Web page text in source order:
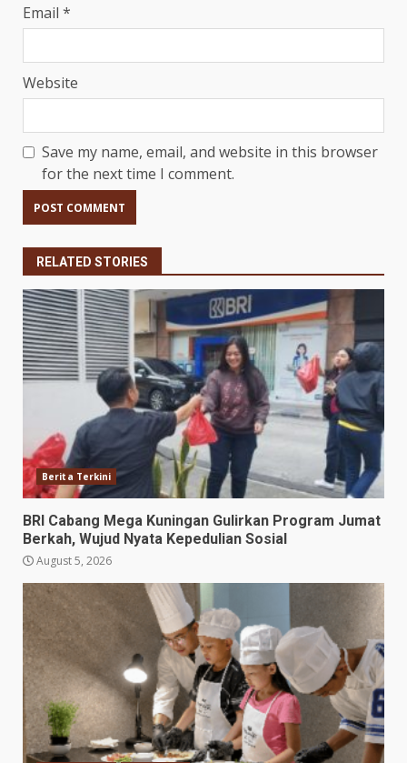
Email *
Website
Save my name, email, and website in this browser
for the next time I comment.
RELATED STORIES
Berita Terkini
BRI Cabang Mega Kuningan Gulirkan Program Jumat
Berkah, Wujud Nyata Kepedulian Sosial
August 5, 2026